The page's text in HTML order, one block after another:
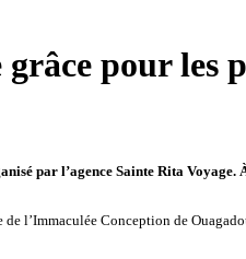
pour les
par l’agence Sainte Rita
l’Immaculée Conception de